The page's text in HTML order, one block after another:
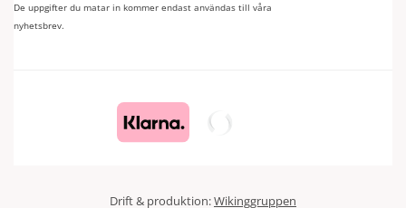
De uppgifter du matar in kommer endast användas till våra
nyhetsbrev.
Drift & produktion:Wikinggruppen